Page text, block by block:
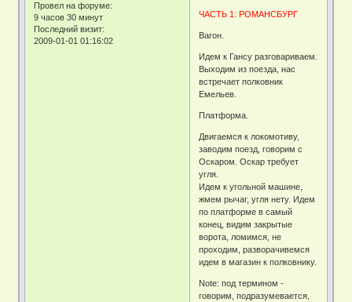
Провел на форуме:
9 часов 30 минут
Последний визит:
2009-01-01 01:16:02
ЧАСТЬ 1: РОМАНСБУРГ
Вагон.
Идем к Гансу разговариваем.
Выходим из поезда, нас
встречает полковник
Емельев.
Платформа.
Двигаемся к локомотиву,
заводим поезд, говорим с
Оскаром. Оскар требует
угля.
Идем к угольной машине,
жмем рычаг, угля нету. Идем
по платформе в самый
конец, видим закрытые
ворота, ломимся, не
проходим, разворачивемся
идем в магазин к полковнику.
Note: под термином -
говорим, подразумевается,